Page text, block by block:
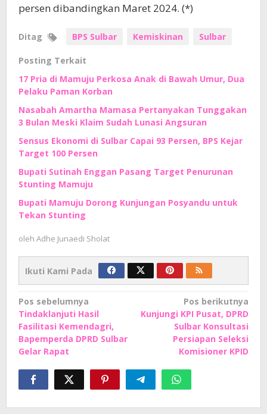
persen dibandingkan Maret 2024. (*)
Ditag BPS Sulbar Kemiskinan Sulbar
Posting Terkait
17 Pria di Mamuju Perkosa Anak di Bawah Umur, Dua
Pelaku Paman Korban
Nasabah Amartha Mamasa Pertanyakan Tunggakan
3 Bulan Meski Klaim Sudah Lunasi Angsuran
Sensus Ekonomi di Sulbar Capai 93 Persen, BPS Kejar
Target 100 Persen
Bupati Sutinah Enggan Pasang Target Penurunan
Stunting Mamuju
Bupati Mamuju Dorong Kunjungan Posyandu untuk
Tekan Stunting
oleh Adhe Junaedi Sholat
Ikuti Kami Pada
Navigasi
pos
Pos sebelumnya
Tindaklanjuti Hasil
Fasilitasi Kemendagri,
Bapemperda DPRD Sulbar
Gelar Rapat
Pos berikutnya
Kunjungi KPI Pusat, DPRD
Sulbar Konsultasi
Persiapan Seleksi
Komisioner KPID